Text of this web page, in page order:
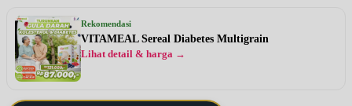
Rekomendasi
VITAMEAL Sereal Diabetes Multigrain
Lihat detail & harga →